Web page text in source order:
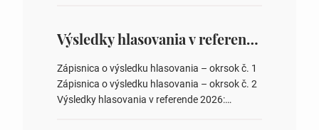
overovateľov zápisnice 3. Určenie volebných
obvodov pre voľby poslancov obecných
zastupiteľstiev, počtu poslancov obecných
zastupiteľstiev v nich 4. Schválenie odpredaja
obecného pozemku –…
Výsledky hlasovania v referende 2026
Zápisnica o výsledku hlasovania – okrsok č. 1
Zápisnica o výsledku hlasovania – okrsok č. 2
Výsledky hlasovania v referende 2026: